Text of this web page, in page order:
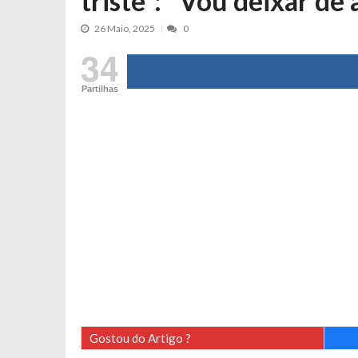
Tânia Laranjo protagoniza novo
Aproximação? Margarida Corceiro
Grávida? Noélia Pereira faz
Diogo ARRASA Ariana: “Tu sabias
Nem vai acreditar na atual
26 Maio, 2025 0
34
Partilhas
Gostou do Artigo ?